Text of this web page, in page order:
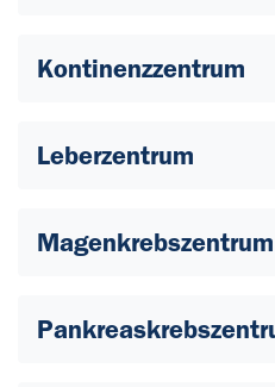
Kontinenzzentrum
Leberzentrum
Magenkrebszentrum